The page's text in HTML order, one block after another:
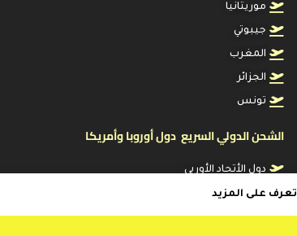
موريتانيا
جيبوتي
المغرب
الجزائر
تونس
الشحن الدولي السريع دول أوروبا وأمريكا
دول الأتحاد الأوربي
الولايات المتحدة
كندا
تعرف على المزيد